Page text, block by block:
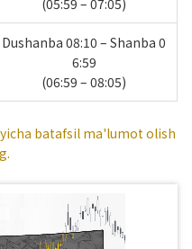
(05:59 – 07:05)
Dushanba 08:10 – Shanba 0
6:59
(06:59 – 08:05)
batafsil ma'lumot olish